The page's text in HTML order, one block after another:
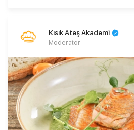
Kısık Ateş Akademi
Moderatör